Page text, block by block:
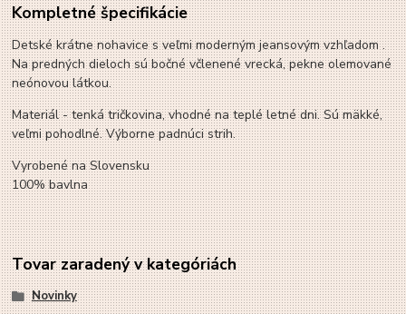
Kompletné špecifikácie
Detské krátne nohavice s veľmi moderným jeansovým vzhľadom .
Na predných dieloch sú bočné včlenené vrecká, pekne olemované
neónovou látkou.
Materiál - tenká tričkovina, vhodné na teplé letné dni. Sú mäkké,
veľmi pohodlné. Výborne padnúci strih.
Vyrobené na Slovensku
100% bavlna
Tovar zaradený v kategóriách
Novinky